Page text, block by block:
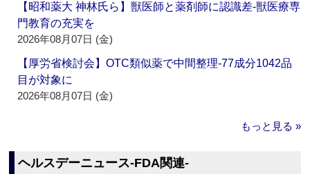
【昭和薬大 神林氏ら】獣医師と薬剤師に認識差‐獣医療専
門教育の充実を
2026年08月07日 (金)
【厚労省検討会】OTC類似薬で中間整理‐77成分1042品
目が対象に
2026年08月07日 (金)
もっと見る »
ヘルスデーニュース‐FDA関連‐